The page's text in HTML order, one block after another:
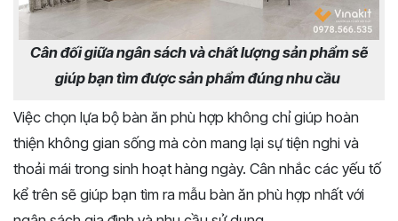
Cân đối giữa ngân sách và chất lượng sản phẩm sẽ
giúp bạn tìm được sản phẩm đúng nhu cầu
Việc chọn lựa bộ bàn ăn phù hợp không chỉ giúp hoàn
thiện không gian sống mà còn mang lại sự tiện nghi và
thoải mái trong sinh hoạt hàng ngày. Cân nhắc các yếu tố
kể trên sẽ giúp bạn tìm ra mẫu bàn ăn phù hợp nhất với